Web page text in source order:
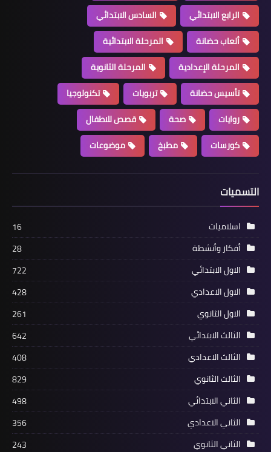
الرابع الابتدائي
السادس الابتدائي
ألعاب حضانة
المرحلة الابتدائية
المرحلة الإعدادية
المرحلة الثانوية
تأسيس حضانة
تربويات
تكنولوجيا
روايات
صحة
قصص للاطفال
كورسات
مطبخ موضوعات
التسميات
اسلاميات
16
أفكار وأنشطة
28
الاول الابتدائي
722
الاول الاعدادي
428
الاول الثانوي
261
الثالث الابتدائي
642
الثالث الاعدادي
408
الثالث الثانوي
829
الثاني الابتدائي
498
الثاني الاعدادي
356
الثاني الثانوي
243